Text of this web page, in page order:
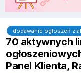
dodawanie ogłoszeń z
70 aktywnych
Panel Klienta,